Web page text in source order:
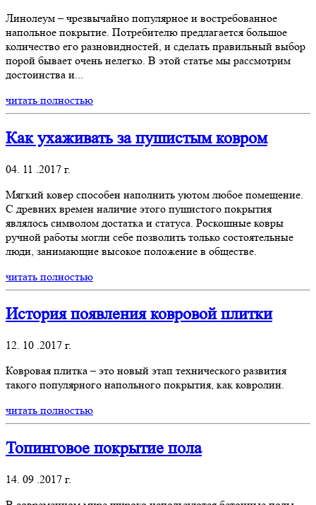
Линолеум – чрезвычайно популярное и востребованное
напольное покрытие. Потребителю предлагается большое
количество его разновидностей, и сделать правильный выбор
порой бывает очень нелегко. В этой статье мы рассмотрим
достоинства и...
читать полностью
Как ухаживать за пушистым ковром
04. 11 .2017 г.
Мягкий ковер способен наполнить уютом любое помещение.
С древних времен наличие этого пушистого покрытия
являлось символом достатка и статуса. Роскошные ковры
ручной работы могли себе позволить только состоятельные
люди, занимающие высокое положение в обществе.
читать полностью
История появления ковровой плитки
12. 10 .2017 г.
Ковровая плитка – это новый этап технического развития
такого популярного напольного покрытия, как ковролин.
читать полностью
Топинговое покрытие пола
14. 09 .2017 г.